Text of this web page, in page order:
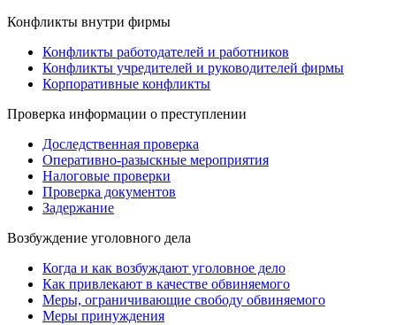
Конфликты внутри фирмы
Конфликты работодателей и работников
Конфликты учредителей и руководителей фирмы
Корпоративные конфликты
Проверка информации о преступлении
Доследственная проверка
Оперативно-разыскные мероприятия
Налоговые проверки
Проверка документов
Задержание
Возбуждение уголовного дела
Когда и как возбуждают уголовное дело
Как привлекают в качестве обвиняемого
Меры, ограничивающие свободу обвиняемого
Меры принуждения